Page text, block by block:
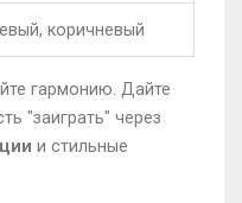
коричневый
гармонию. Дайте
"заиграть" через
и стильные